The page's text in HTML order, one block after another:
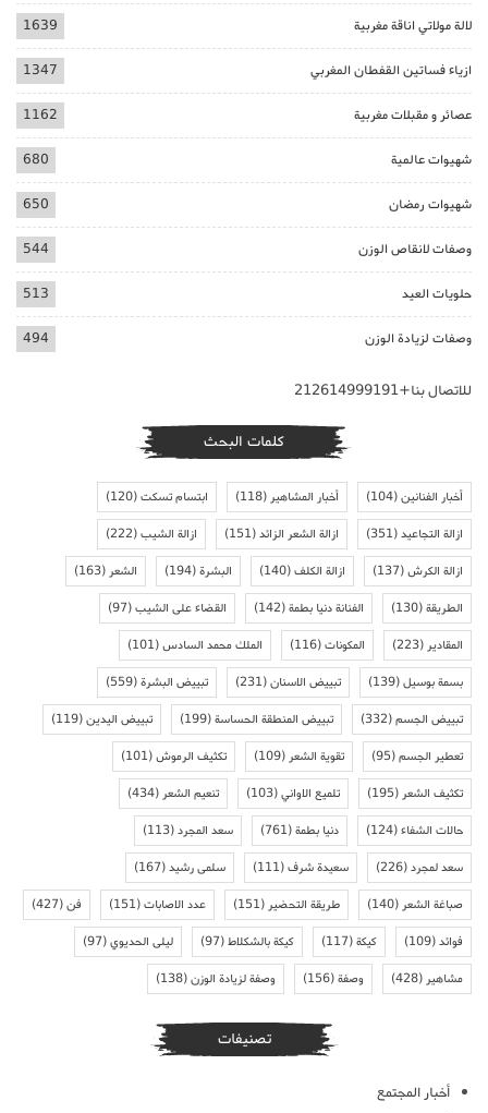
لالة مولاتي اناقة مغربية 1639
ازياء فساتين القفطان المغربي 1347
عصائر و مقبلات مغربية 1162
شهيوات عالمية 680
شهيوات رمضان 650
وصفات لانقاص الوزن 544
حلويات العيد 513
وصفات لزيادة الوزن 494
للاتصال بنا+212614999191
كلمات البحث
أخبار الفنانين(104) أخبار المشاهير(118) ابتسام تسكت(120)
ازالة التجاعيد(351) ازالة الشعر الزائد(151) ازالة الشيب(222)
ازالة الكرش(137) ازالة الكلف(140) البشرة(194) الشعر(163)
الطريقة(130) الفنانة دنيا بطمة(142) القضاء على الشيب(97)
المقادير(223) المكونات(116) الملك محمد السادس(101)
بسمة بوسيل(139) تبييض الاسنان(231) تبييض البشرة(559)
تبييض الجسم(332) تبييض المنطقة الحساسة(199) تبييض اليدين(119)
تعطير الجسم(95) تقوية الشعر(109) تكثيف الرموش(101)
تكثيف الشعر(195) تلميع الاواني(103) تنعيم الشعر(434)
حالات الشفاء(124) دنيا بطمة(761) سعد المجرد(113)
سعد لمجرد(226) سعيدة شرف(111) سلمى رشيد(167)
صباغة الشعر(140) طريقة التحضير(151) عدد الاصابات(151) فن(427)
فوائد(109) كيكة(117) كيكة بالشكلاط(97) ليلى الحديوي(97)
مشاهير(428) وصفة(156) وصفة لزيادة الوزن(138)
تصنيفات
أخبار المجتمع